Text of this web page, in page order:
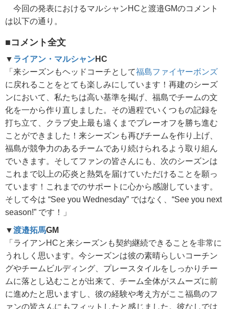
今回の発表におけるマルシャンHCと渡邉GMのコメント
は以下の通り。
■コメント全文
▼ ライアン・マルシャンHC
「来シーズンもヘッドコーチとして福島ファイヤーボンズ
に戻れることをとても楽しみにしています！再建のシーズ
ンにおいて、私たちは高い基準を掲げ、福島でチームの文
化を一から作り直しました。その過程でいくつもの記録を
打ち立て、クラブ史上最も遠くまでプレーオフを勝ち進む
ことができました！来シーズンも再びチームを作り上げ、
福島が競争力のあるチームであり続けられるよう取り組ん
でいきます。そしてファンの皆さんにも、次のシーズンは
これまで以上の応炎と熱気を届けていただけることを願っ
ています！これまでのサポートに心から感謝しています。
そして今は “See you Wednesday” ではなく、“See you next
season!” です！」
▼渡邉拓馬GM
「ライアンHCと来シーズンも契約継続できることを非常に
うれしく思います。今シーズンは彼の素晴らしいコーチン
グやチームビルディング、プレースタイルをしっかりチー
ムに落とし込むことが出来て、チーム全体がスムーズに前
に進めたと思いますし、彼の経験や考え方がここ福島のフ
ァンの皆さんにもフィットしたと感じました。彼なしでは